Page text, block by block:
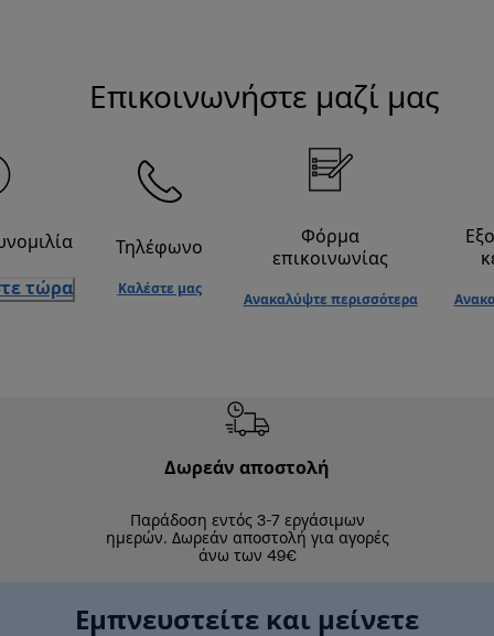
Επικοινωνήστε μαζί μας
τώρα
Τηλέφωνο
Καλέστε μας
Φόρμα
επικοινωνίας
Ανακαλύψτε περισσότερα
Δωρεάν αποστολή
Παράδοση εντός 3-7 εργάσιμων
ημερών. Δωρεάν αποστολή για αγορές
άνω των 49€
Εμπνευστείτε και μείνετε